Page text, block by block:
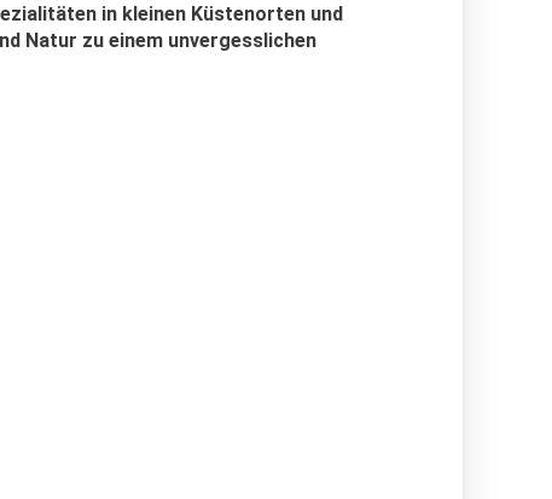
in kleinen Küstenorten und
Natur zu einem unvergesslichen